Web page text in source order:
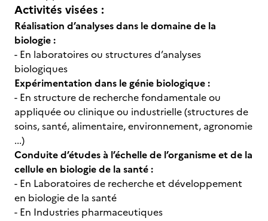
Activités visées :
Réalisation d’analyses dans le domaine de la
biologie :
- En laboratoires ou structures d’analyses
biologiques
Expérimentation dans le génie biologique :
- En structure de recherche fondamentale ou
appliquée ou clinique ou industrielle (structures de
soins, santé, alimentaire, environnement, agronomie
...)
Conduite d’études à l’échelle de l’organisme et de la
cellule en biologie de la santé :
- En Laboratoires de recherche et développement
en biologie de la santé
- En Industries pharmaceutiques